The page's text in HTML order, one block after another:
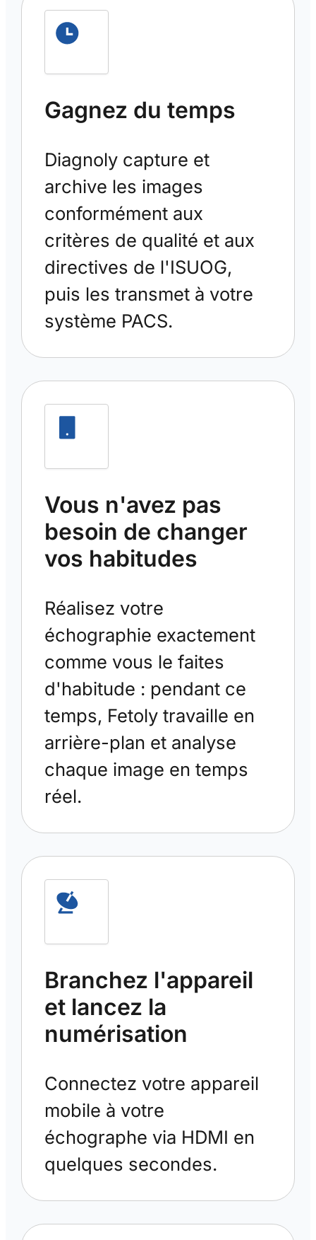
Gagnez du temps
Diagnoly capture et
archive les images
conformément aux
critères de qualité et aux
directives de l'ISUOG,
puis les transmet à votre
système PACS.
Vous n'avez pas
besoin de changer
vos habitudes
Réalisez votre
échographie exactement
comme vous le faites
d'habitude : pendant ce
temps, Fetoly travaille en
arrière-plan et analyse
chaque image en temps
réel.
Branchez l'appareil
et lancez la
numérisation
Connectez votre appareil
mobile à votre
échographe via HDMI en
quelques secondes.